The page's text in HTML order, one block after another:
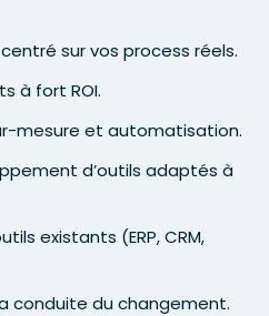
sur vos process réels.
à fort ROI.
mesure et automatisation.
d’outils adaptés à
existants (ERP, CRM,
conduite du changement.